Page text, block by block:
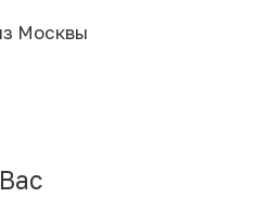
Москвы